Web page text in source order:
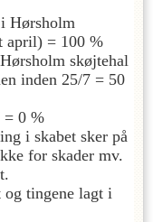
i Hørsholm
april) = 100 %
skøjtehal
inden 25/7 = 50
= 0 %
i skabet sker på
for skader mv.
og tingene lagt i